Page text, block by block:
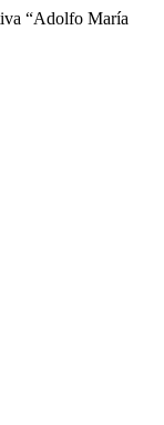
“Adolfo María